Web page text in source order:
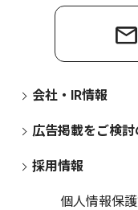
会社・IR情報
広告掲載をご検
採用情報
個人情報保